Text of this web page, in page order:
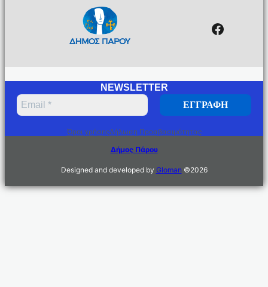
NEWSLETTER
Όροι χρήσηςΔήλωση Προσβασιμότητας
Δήμος Πάρου
Designed and developed by Gloman ©2026